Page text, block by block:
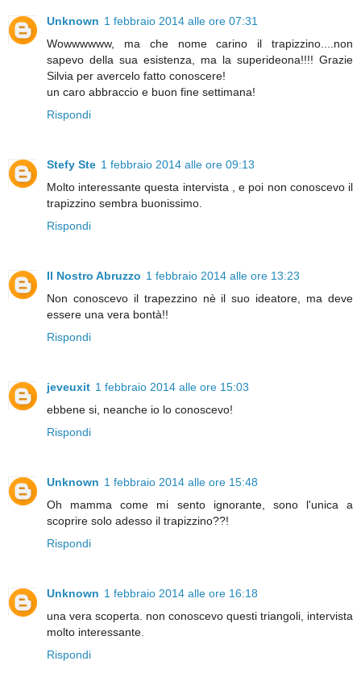
Unknown 1 febbraio 2014 alle ore 07:31
Wowwwwww, ma che nome carino il trapizzino....non
sapevo della sua esistenza, ma la superideona!!!! Grazie
Silvia per avercelo fatto conoscere!
un caro abbraccio e buon fine settimana!
Rispondi
Stefy Ste 1 febbraio 2014 alle ore 09:13
Molto interessante questa intervista , e poi non conoscevo il
trapizzino sembra buonissimo.
Rispondi
Il Nostro Abruzzo 1 febbraio 2014 alle ore 13:23
Non conoscevo il trapezzino nè il suo ideatore, ma deve
essere una vera bontà!!
Rispondi
jeveuxit 1 febbraio 2014 alle ore 15:03
ebbene si, neanche io lo conoscevo!
Rispondi
Unknown 1 febbraio 2014 alle ore 15:48
Oh mamma come mi sento ignorante, sono l'unica a
scoprire solo adesso il trapizzino??!
Rispondi
Unknown 1 febbraio 2014 alle ore 16:18
una vera scoperta. non conoscevo questi triangoli, intervista
molto interessante.
Rispondi